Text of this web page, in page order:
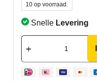
10 op voorraad.
Snelle Levering